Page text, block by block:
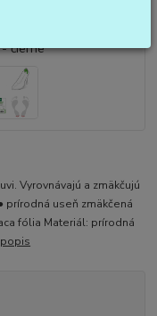
Vyrovnávajú a zmäkčujú
prírodná useň zmäkčená
fólia Materiál: prírodná